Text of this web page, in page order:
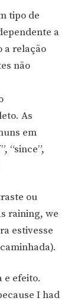
tipo de
a
a relação
não
As
em
“since”,
ou
raining, we
estivesse
e efeito.
I had